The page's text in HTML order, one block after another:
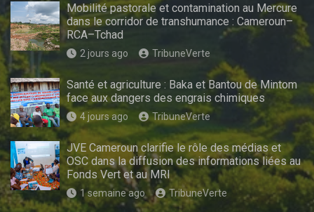
Mobilité pastorale et contamination au Mercure
dans le corridor de transhumance : Cameroun–
RCA–Tchad
2 jours ago TribuneVerte
Santé et agriculture : Baka et Bantou de Mintom
face aux dangers des engrais chimiques
4 jours ago TribuneVerte
JVE Cameroun clarifie le rôle des médias et
OSC dans la diffusion des informations liées au
Fonds Vert et au MRI
1 semaine ago TribuneVerte